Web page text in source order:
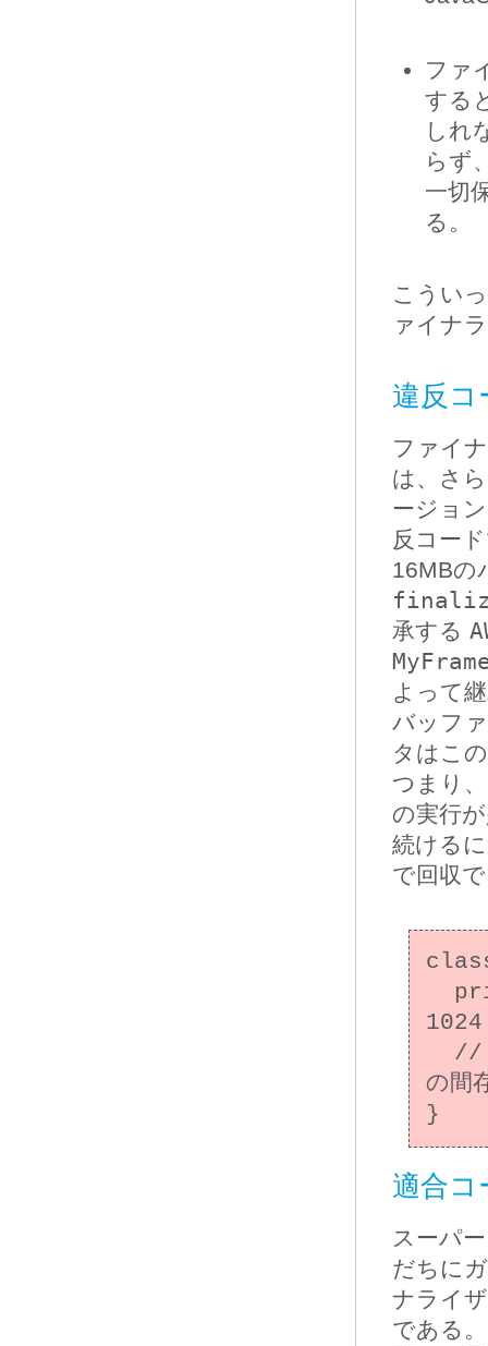
ファ
する
しれ
らず
一切
る。
こうい
ァイナ
違反コ
ファイ
は、さ
ージョ
反コー
16MBの
承する
よって
バッフ
タはこ
つまり
の実行
続ける
で回収
の間
適合
スーパ
だちに
ナライ
である